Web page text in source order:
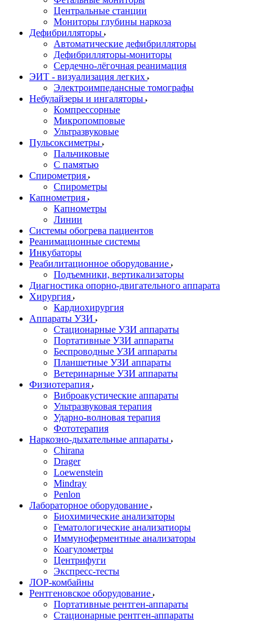
Центральные станции
Мониторы глубины наркоза
Дефибрилляторы
Автоматические дефибрилляторы
Дефибрилляторы-мониторы
Сердечно-лёгочная реанимация
ЭИТ - визуализация легких
Электроимпедансные томографы
Небулайзеры и ингаляторы
Компрессорные
Микропомповые
Ультразвуковые
Пульсоксиметры
Пальчиковые
С памятью
Спирометрия
Спирометры
Капнометрия
Капнометры
Линии
Системы обогрева пациентов
Реанимационные системы
Инкубаторы
Реабилитационное оборудование
Подъемники, вертикализаторы
Диагностика опорно-двигательного аппарата
Хирургия
Кардиохирургия
Аппараты УЗИ
Стационарные УЗИ аппараты
Портативные УЗИ аппараты
Беспроводные УЗИ аппараты
Планшетные УЗИ аппараты
Ветеринарные УЗИ аппараты
Физиотерапия
Виброакустические аппараты
Ультразвуковая терапия
Ударно-волновая терапия
Фототерапия
Наркозно-дыхательные аппараты
Chirana
Drager
Loewenstein
Mindray
Penlon
Лабораторное оборудование
Биохимические анализаторы
Гематологические анализатиоры
Иммуноферментные анализаторы
Коагулометры
Центрифуги
Экспресс-тесты
ЛОР-комбайны
Рентгеновское оборудование
Портативные рентген-аппараты
Стационарные рентген-аппараты